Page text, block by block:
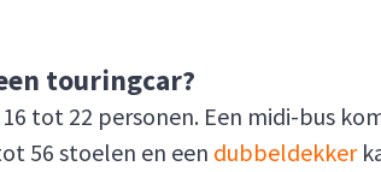
touringcar?
tot 22 personen. Een midi-bus
56 stoelen en een dubbeldekker